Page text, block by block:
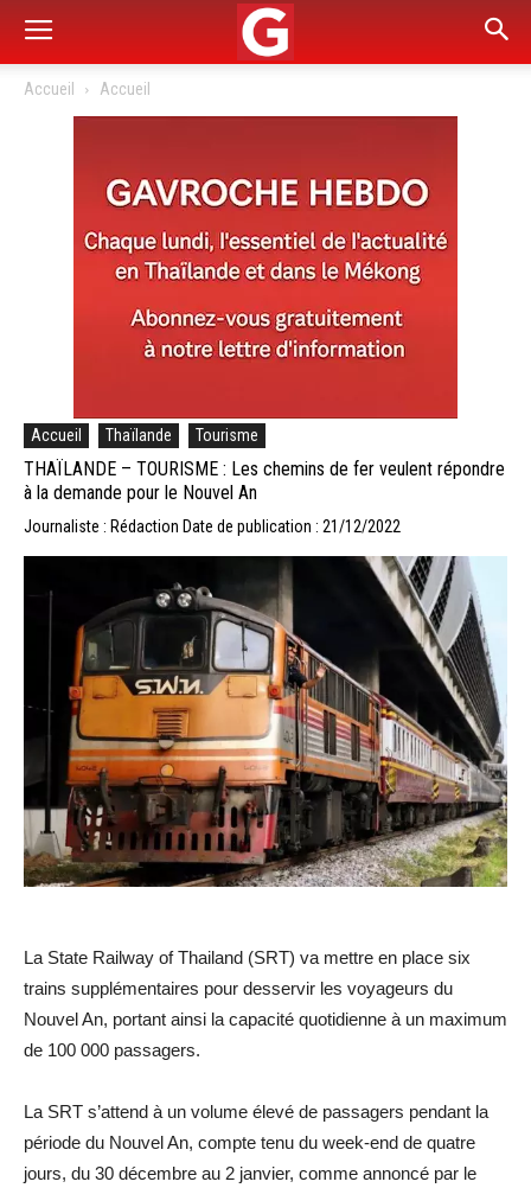
Accueil Accueil
Accueil Thaïlande Tourisme
THAÏLANDE – TOURISME : Les chemins de fer veulent répondre
à la demande pour le Nouvel An
Journaliste : Rédaction Date de publication : 21/12/2022
La State Railway of Thailand (SRT) va mettre en place six
trains supplémentaires pour desservir les voyageurs du
Nouvel An, portant ainsi la capacité quotidienne à un maximum
de 100 000 passagers.
La SRT s’attend à un volume élevé de passagers pendant la
période du Nouvel An, compte tenu du week-end de quatre
jours, du 30 décembre au 2 janvier, comme annoncé par le